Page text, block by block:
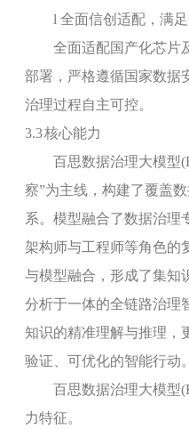
l 全面信创适配，满
全面适配国产化芯片
部署，严格遵循国家数据
治理过程自主可控。
3.3核心能力
百思数据治理大模型
察”为主线，构建了覆盖
系。模型融合了数据治理
架构师与工程师等角色的
与模型融合，形成了集知
分析于一体的全链路治理
知识的精准理解与推理，
验证、可优化的智能行动。
百思数据治理大模型
力特征。